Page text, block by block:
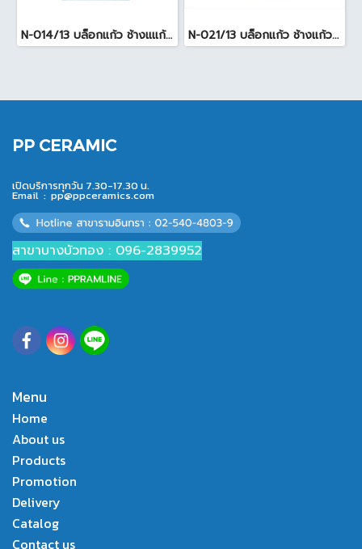
N-014/13 บล็อกแก้ว ช้างแแก้ว WOW หยาดเพชร ( 24x11.5x8 cm.) N-021/13 บล็อกแก้ว ช้างแก้ว WOW แก้วประดับฟ้า ( 24X11.5X8cm )
PP CERAMIC
เปิดบริการทุกวัน 7.30-17.30 น.
Email : pp@ppceramics.com
สาขาบางบัวทอง : 096-2839952
Menu
Home
About us
Products
Promotion
Delivery
Catalog
Contact us